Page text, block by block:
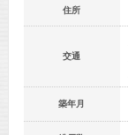
住所
交通
築年月